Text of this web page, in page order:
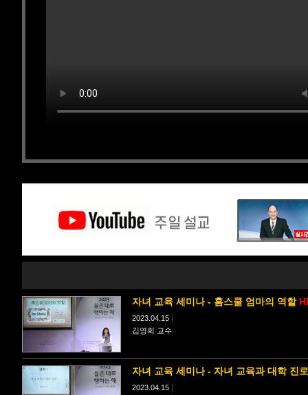
자녀 교육 세미나 - 홈스쿨 엄마의 역할
2023.04.15 |
김영희 교수
자녀 교육 세미나 - 자녀 교육과 대학 진
2023.04.15 |